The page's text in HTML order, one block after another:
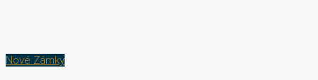
Nové Zámky